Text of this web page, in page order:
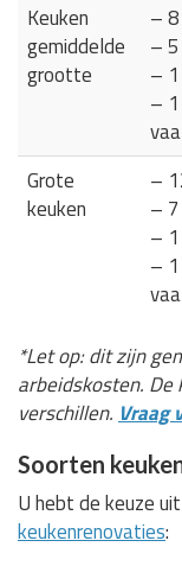
Keuken
gemiddelde
grootte
–
–
–
– 1
Grote
keuken
–
–
–
– 1
*Let op: dit zijn
arbeidskosten.
verschillen. Vraag
Soorten
U hebt de keuze
keukenrenovaties: